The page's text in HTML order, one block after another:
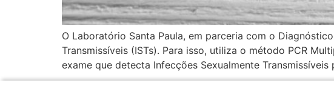
O Laboratório Santa Paula, em parceria com o
Transmissíveis (ISTs). Para isso, utiliza o método PCR
exame que detecta Infecções Sexualmente